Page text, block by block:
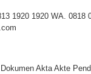
1920 1920 WA. 0818
Akta Akte